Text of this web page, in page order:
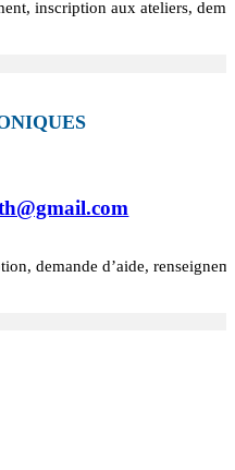
inscription aux ateliers,
demande d’aide,